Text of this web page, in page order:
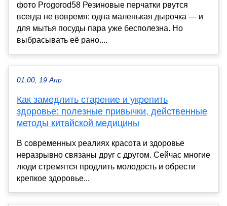
фото Progorod58 Резиновые перчатки рвутся
всегда не вовремя: одна маленькая дырочка — и
для мытья посуды пара уже бесполезна. Но
выбрасывать её рано....
01:00, 19 Апр
Как замедлить старение и укрепить
здоровье: полезные привычки, действенные
методы китайской медицины
В современных реалиях красота и здоровье
неразрывно связаны друг с другом. Сейчас многие
люди стремятся продлить молодость и обрести
крепкое здоровье...